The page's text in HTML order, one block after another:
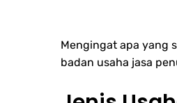
Mengingat apa yang
badan usaha jasa